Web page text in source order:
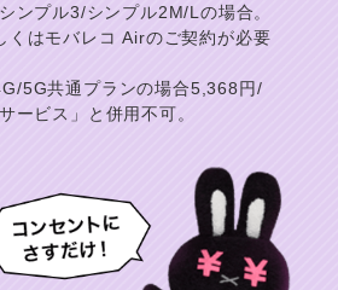
ンプル3/シンプル2M/Lの場合。
くはモバレコ Airのご契約が必要
5G共通プランの場合5,368円/
ービス」と併用不可。